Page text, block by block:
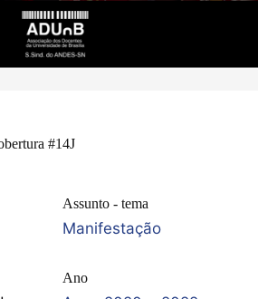
#14J
Assunto - tema
Manifestação
Ano